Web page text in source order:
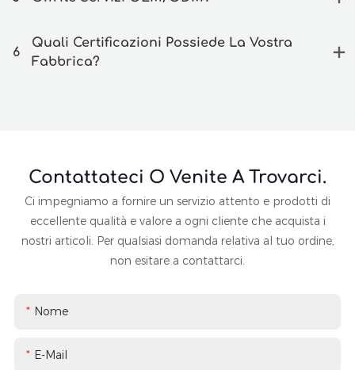
6
Quali Certificazioni Possiede La Vostra
Fabbrica?
Contattateci O Venite A Trovarci.
Ci impegniamo a fornire un servizio attento e prodotti di
eccellente qualità e valore a ogni cliente che acquista i
nostri articoli. Per qualsiasi domanda relativa al tuo ordine,
non esitare a contattarci.
Nome
E-Mail